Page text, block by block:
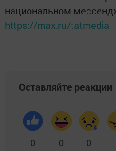
национальном
https://max.ru/tatmedia
Оставляйте реакции
0 0 0